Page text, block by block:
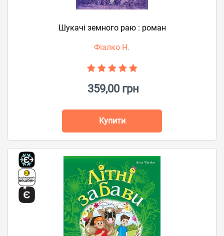
Шукачі земного раю : роман
Фіалко Н.
359,00 грн
Купити